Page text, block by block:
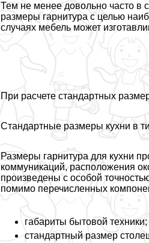
Тем не менее довольно часто в
размеры гарнитура с целью
случаях мебель может
При расчете стандартных
Стандартные размеры кухни в
Размеры гарнитура для кухни
коммуникаций, расположения
произведены с особой
помимо перечисленных
габариты бытовой техники;
стандартный размер